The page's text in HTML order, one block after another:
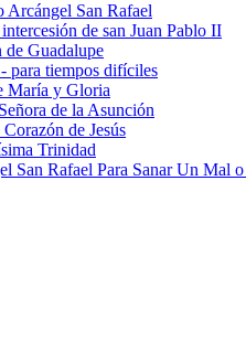
Arcángel San Rafael
de san Juan Pablo II
de Guadalupe
para tiempos difíciles
María y Gloria
de la Asunción
de Jesús
Trinidad
San Rafael Para Sanar Un Mal